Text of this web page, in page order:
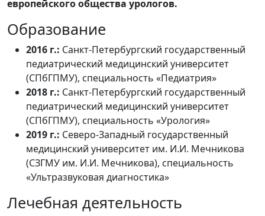
европейского общества урологов.
Образование
2016 г.: Санкт-Петербургский государственный
педиатрический медицинский университет
(СПбГПМУ), специальность «Педиатрия»
2018 г.: Санкт-Петербургский государственный
педиатрический медицинский университет
(СПбГПМУ), специальность «Урология»
2019 г.: Северо-Западный государственный
медицинский университет им. И.И. Мечникова
(СЗГМУ им. И.И. Мечникова), специальность
«Ультразвуковая диагностика»
Лечебная деятельность